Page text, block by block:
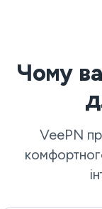
Чому
VeePN